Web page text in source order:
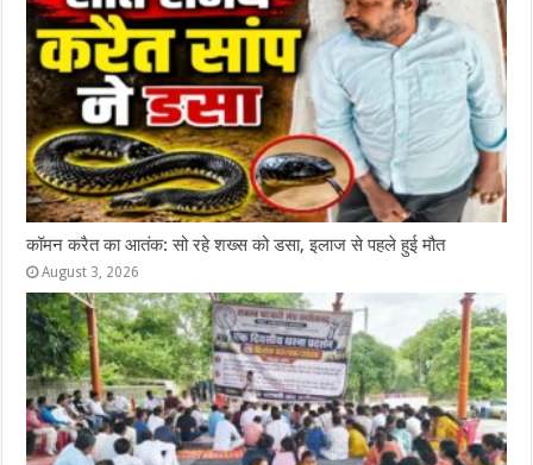
कॉमन करैत का आतंक: सो रहे शख्स को डसा, इलाज से पहले हुई मौत
August 3, 2026